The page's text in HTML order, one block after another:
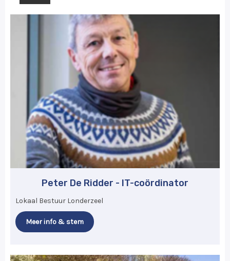
Peter De Ridder - IT-coördinator
Lokaal Bestuur Londerzeel
Meer info & stem